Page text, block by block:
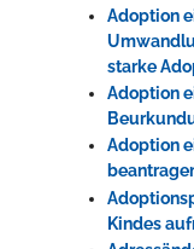
Adoption
starke
Adoption
Adoption
Kindes